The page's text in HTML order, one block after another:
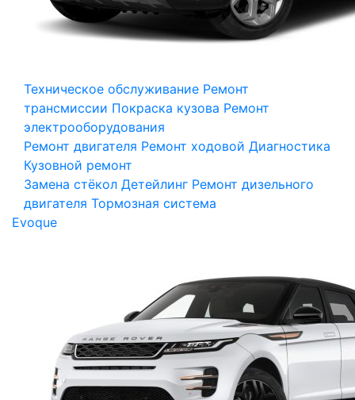
Техническое обслуживание Ремонт
трансмиссии Покраска кузова Ремонт
электрооборудования
Ремонт двигателя Ремонт ходовой Диагностика
Кузовной ремонт
Замена стёкол Детейлинг Ремонт дизельного
двигателя Тормозная система
Evoque